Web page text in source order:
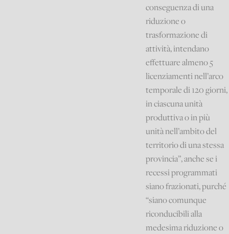
conseguenza di una
riduzione o
trasformazione di
attività, intendano
effettuare almeno 5
licenziamenti nell’arco
temporale di 120 giorni,
in ciascuna unità
produttiva o in più
unità nell’ambito del
territorio di una stessa
provincia”, anche se i
recessi programmati
siano frazionati, purché
“siano comunque
riconducibili alla
medesima riduzione o